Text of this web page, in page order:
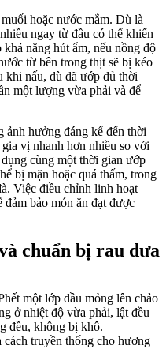
hoặc nước mắm. Dù là
ngay từ đầu có thể khiến
năng hút ẩm, nếu nồng độ
từ bên trong thịt sẽ bị kéo
khi nấu, dù đã ướp đủ thời
một lượng vừa phải và để
ảnh hưởng đáng kể đến thời
vị nhanh hơn nhiều so với
cùng một thời gian ướp
bị mặn hoặc quá thấm, trong
Việc điều chỉnh linh hoạt
bảo món ăn đạt được
chuẩn bị rau dưa
một lớp dầu mỏng lên chảo
ở nhiệt độ vừa phải, lật đều
đều, không bị khô.
truyền thống cho hương